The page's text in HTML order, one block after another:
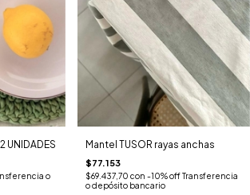
UNIDADES
o
Mantel TUSOR rayas anchas
$77.153
$69.437,70 con -10% off Transferencia
o depósito bancario